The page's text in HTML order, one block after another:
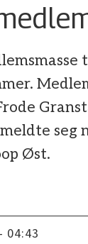
seg
Øst.
04:43